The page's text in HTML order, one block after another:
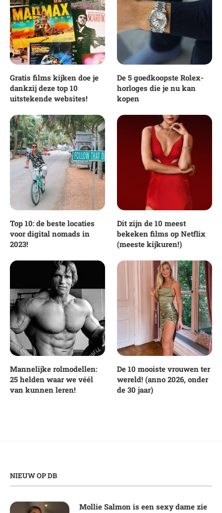
Gratis films kijken doe je
dankzij deze top 10
uitstekende websites!
De 5 goedkoopste Rolex-
horloges die je nu kan
kopen
Top 10: de beste locaties
voor digital nomads in
2023!
Dit zijn de 10 meest
bekeken films op Netflix
(meeste kijkuren!)
Mannelijke rolmodellen:
25 helden waar we véél
van kunnen leren!
De 10 mooiste vrouwen ter
wereld! (anno 2026, onder
de 30 jaar)
NIEUW OP DB
Mollie Salmon is een sexy dame zie